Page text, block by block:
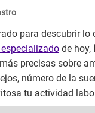
para descubrir
de hoy,
precisas sobre
número de la
tu actividad